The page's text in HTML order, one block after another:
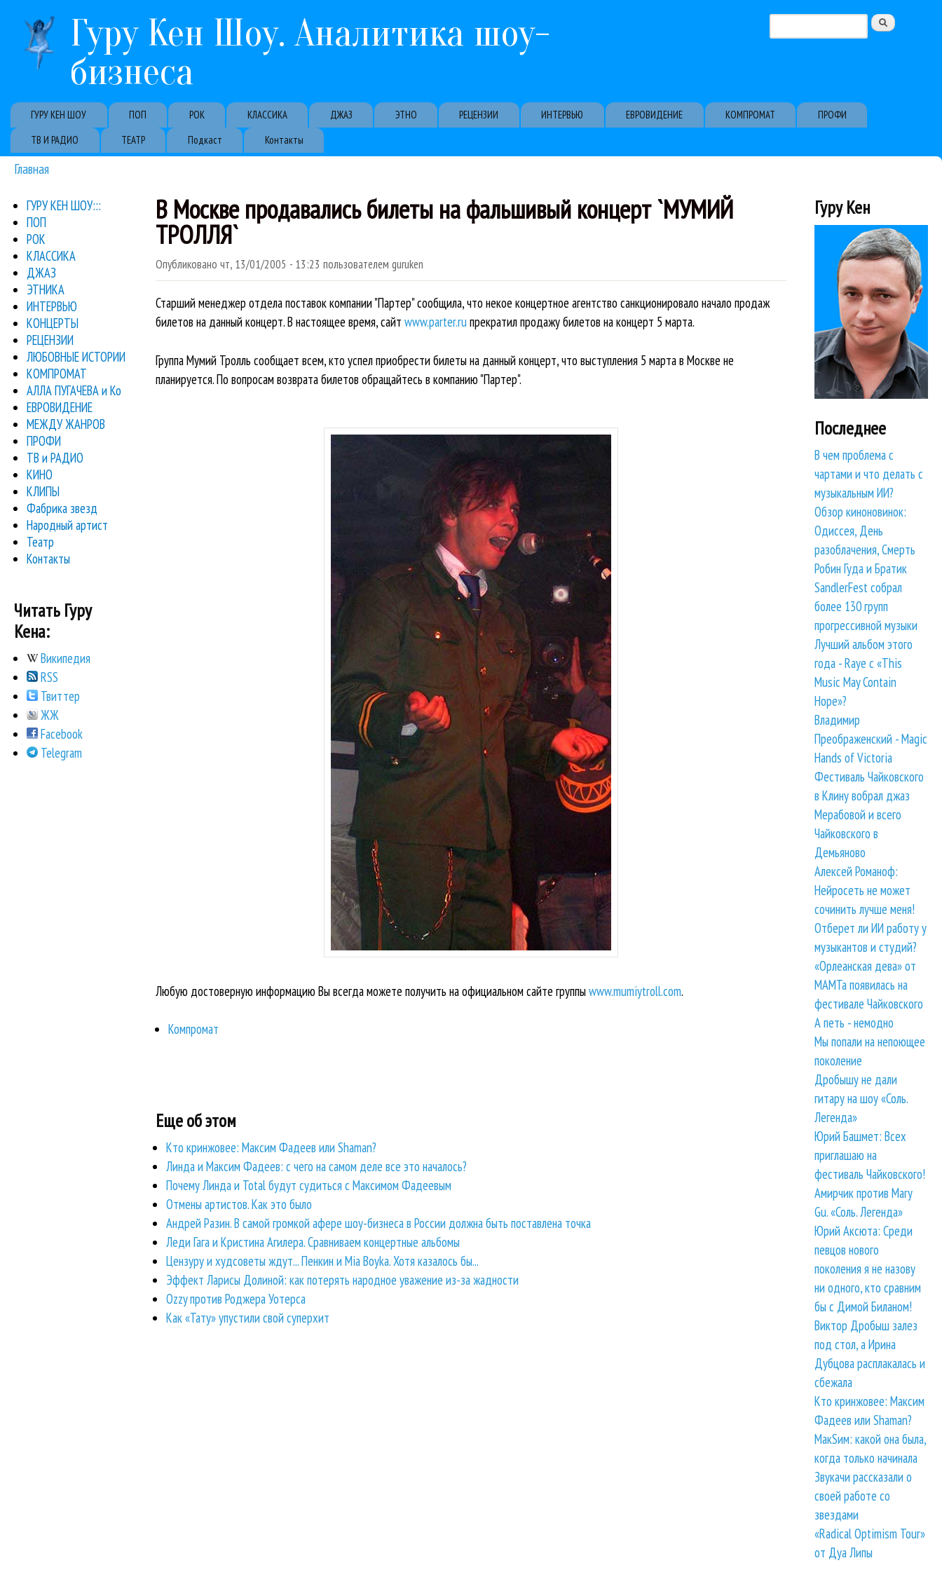
Гуру Кен Шоу. Аналитика шоу-
бизнеса
Форма поиска
Primary links
ГУРУ КЕН ШОУ ПОП РОК КЛАССИКА ДЖАЗ ЭТНО РЕЦЕНЗИИ ИНТЕРВЬЮ ЕВРОВИДЕНИЕ КОМПРОМАТ
ПРОФИ
ТВ И РАДИО
ТЕАТР Подкаст Контакты
Вы здесь
Главная
В Москве продавались билеты на фальшивый концерт `МУМИЙ
ТРОЛЛЯ`
Опубликовано чт, 13/01/2005 - 13:23 пользователем guruken
Старший менеджер отдела поставок компании "Партер" сообщила, что некое концертное агентство санкционировало начало продаж
билетов на данный концерт. В настоящее время, сайт www.parter.ruпрекратил продажу билетов на концерт 5 марта.
Группа Мумий Тролль сообщает всем, кто успел приобрести билеты на данный концерт, что выступления 5 марта в Москве не
планируется. По вопросам возврата билетов обращайтесь в компанию "Партер".
Любую достоверную информацию Вы всегда можете получить на официальном сайте группыwww.mumiytroll.com.
Компромат
Еще об этом
Кто кринжовее: Максим Фадеев или Shaman?
Линда и Максим Фадеев: с чего на самом деле все это началось?
Почему Линда и Total будут судиться с Максимом Фадеевым
Отмены артистов. Как это было
Андрей Разин. В самой громкой афере шоу-бизнеса в России должна быть поставлена точка
Леди Гага и Кристина Агилера. Сравниваем концертные альбомы
Цензуру и худсоветы ждут... Пенкин и Mia Boyka. Хотя казалось бы...
Эффект Ларисы Долиной: как потерять народное уважение из-за жадности
Ozzy против Роджера Уотерса
Как «Тату» упустили свой суперхит
ГУРУ КЕН ШОУ:::
ПОП
РОК
КЛАССИКА
ДЖАЗ
ЭТНИКА
ИНТЕРВЬЮ
КОНЦЕРТЫ
РЕЦЕНЗИИ
ЛЮБОВНЫЕ ИСТОРИИ
КОМПРОМАТ
АЛЛА ПУГАЧЕВА и Ко
ЕВРОВИДЕНИЕ
МЕЖДУ ЖАНРОВ
ПРОФИ
ТВ и РАДИО
КИНО
КЛИПЫ
Фабрика звезд
Народный артист
Театр
Контакты
Читать Гуру
Кена:
Википедия
RSS
Твиттер
ЖЖ
Facebook
Telegram
Гуру Кен
Последнее
В чем проблема с
чартами и что делать с
музыкальным ИИ?
Обзор киноновинок:
Одиссея, День
разоблачения, Смерть
Робин Гуда и Братик
SandlerFest собрал
более 130 групп
прогрессивной музыки
Лучший альбом этого
года - Raye с «This
Music May Contain
Hope»?
Владимир
Преображенский - Magic
Hands of Victoria
Фестиваль Чайковского
в Клину вобрал джаз
Мерабовой и всего
Чайковского в
Демьяново
Алексей Романоф:
Нейросеть не может
сочинить лучше меня!
Отберет ли ИИ работу у
музыкантов и студий?
«Орлеанская дева» от
МАМТа появилась на
фестивале Чайковского
А петь - немодно
Мы попали на непоющее
поколение
Дробышу не дали
гитару на шоу «Соль.
Легенда»
Юрий Башмет: Всех
приглашаю на
фестиваль Чайковского!
Амирчик против Mary
Gu. «Соль. Легенда»
Юрий Аксюта: Среди
певцов нового
поколения я не назову
ни одного, кто сравним
бы с Димой Биланом!
Виктор Дробыш залез
под стол, а Ирина
Дубцова расплакалась и
сбежала
Кто кринжовее: Максим
Фадеев или Shaman?
МакSим: какой она была,
когда только начинала
Звукачи рассказали о
своей работе со
звездами
«Radical Optimism Tour»
от Дуа Липы